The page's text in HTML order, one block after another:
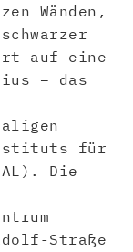
Wänden,
auf eine
– das
für
Die
Straße